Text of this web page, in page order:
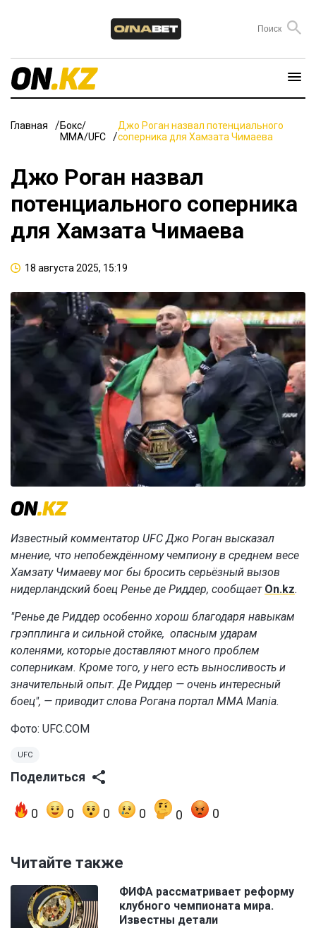
Главная
Бокс/
ММА/UFC
Джо Роган назвал потенциального
соперника для Хамзата Чимаева
Джо Роган назвал
потенциального соперника
для Хамзата Чимаева
18 августа 2025, 15:19
Известный комментатор UFC Джо Роган высказал
мнение, что непобеждённому чемпиону в среднем весе
Хамзату Чимаеву мог бы бросить серьёзный вызов
нидерландский боец Ренье де Риддер, сообщает On.kz.
"Ренье де Риддер особенно хорош благодаря навыкам
грэпплинга и сильной стойке, опасным ударам
коленями, которые доставляют много проблем
соперникам. Кроме того, у него есть выносливость и
значительный опыт. Де Риддер — очень интересный
боец", — приводит слова Рогана портал MMA Mania.
Фото: UFC.COM
UFC
Поделиться
0 0 0 0 0 0
Читайте также
ФИФА рассматривает реформу
клубного чемпионата мира.
Известны детали